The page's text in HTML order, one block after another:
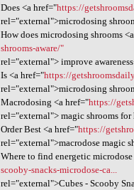
Does <a href="https://
rel="external">microdosing
How does microdosing shrooms
shrooms-aware/"
rel="external"> improve
Is <a href="https://
rel="external">microdosing
Macrodosing <a href="https://
rel="external"> magic shrooms
Order Best <a href="https://
rel="external">macrodose magic
Where to find energetic
scooby-snacks-microdose-ca...
rel="external">Cubes - Scooby